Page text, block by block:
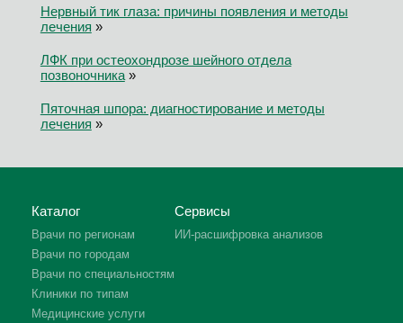
Нервный тик глаза: причины появления и методы
лечения »
ЛФК при остеохондрозе шейного отдела
позвоночника»
Пяточная шпора: диагностирование и методы
лечения »
Каталог
Врачи по регионам
Врачи по городам
Врачи по специальностям
Клиники по типам
Медицинские услуги
Сервисы
ИИ-расшифровка анализов